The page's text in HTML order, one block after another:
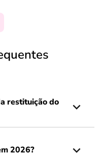
restituição do
2026?